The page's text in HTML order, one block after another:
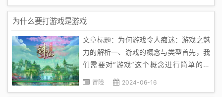
流量，尤其是对于那些经常玩游戏的人来
说，流量费用可能是一笔不小的开支。在
这种情况下，使用流量卡就成了许多玩
家...
为什么要打游戏是游戏
文章标题：为何游戏令人痴迷：游戏之魅
力的解析一、游戏的概念与类型首先，我
们需要对“游戏”这个概念进行简单的阐
述。广义上，游戏是一种通过互动和参与
冒险 2024-06-16